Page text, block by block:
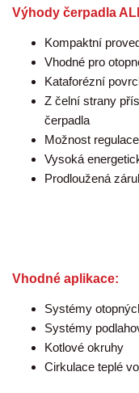
Výhody čerpadla
Kompaktní
Vhodné pro
Kataforézní
Z čelní strany
čerpadla
Možnost
Vysoká
Prodloužená
Vhodné aplikace:
Systémy
Systémy
Kotlové okruhy
Cirkulace teplé